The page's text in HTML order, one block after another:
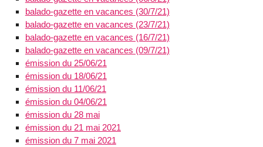
balado-gazette en vacances (30/7/21)
balado-gazette en vacances (23/7/21)
balado-gazette en vacances (16/7/21)
balado-gazette en vacances (09/7/21)
émission du 25/06/21
émission du 18/06/21
émission du 11/06/21
émission du 04/06/21
émission du 28 mai
émission du 21 mai 2021
émission du 7 mai 2021